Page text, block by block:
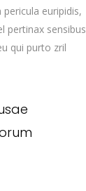
euripidis,
pertinax sensibus
qui purto zril